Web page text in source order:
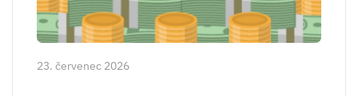
23. červenec 2026